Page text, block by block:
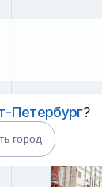
Петербург?
город